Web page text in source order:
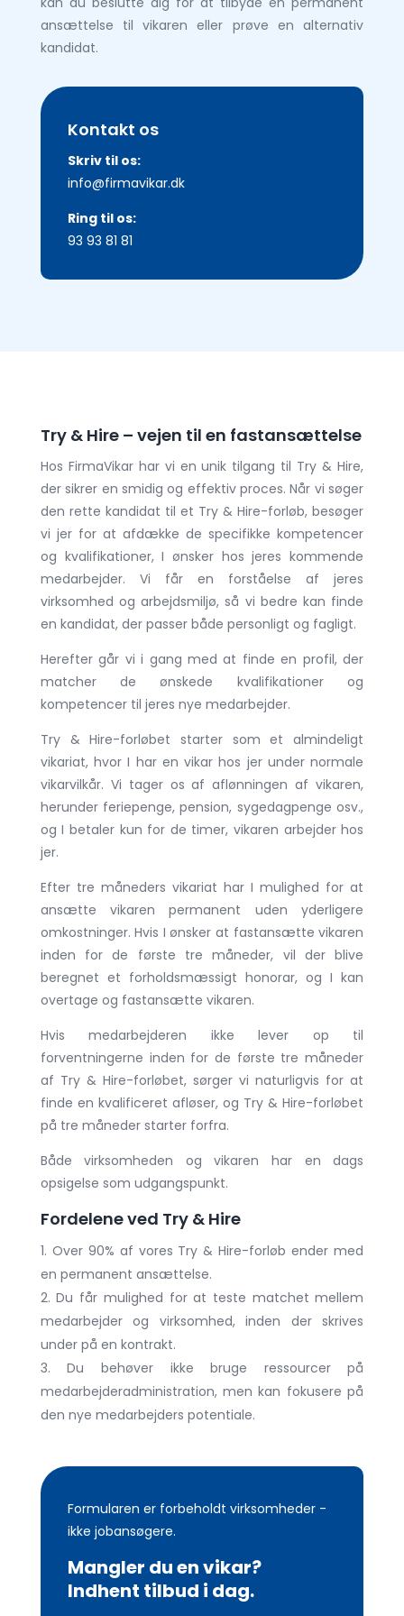
ansættelse til vikaren eller prøve en alternativ
kandidat.
Kontakt os
Skriv til os:
info@firmavikar.dk
Ring til os:
93 93 81 81
Try & Hire – vejen til en fastansættelse
Hos FirmaVikar har vi en unik tilgang til Try & Hire,
der sikrer en smidig og effektiv proces. Når vi søger
den rette kandidat til et Try & Hire-forløb, besøger
vi jer for at afdække de specifikke kompetencer
og kvalifikationer, I ønsker hos jeres kommende
medarbejder. Vi får en forståelse af jeres
virksomhed og arbejdsmiljø, så vi bedre kan finde
en kandidat, der passer både personligt og fagligt.
Herefter går vi i gang med at finde en profil, der
matcher de ønskede kvalifikationer og
kompetencer til jeres nye medarbejder.
Try & Hire-forløbet starter som et almindeligt
vikariat, hvor I har en vikar hos jer under normale
vikarvilkår. Vi tager os af aflønningen af vikaren,
herunder feriepenge, pension, sygedagpenge osv.,
og I betaler kun for de timer, vikaren arbejder hos
jer.
Efter tre måneders vikariat har I mulighed for at
ansætte vikaren permanent uden yderligere
omkostninger. Hvis I ønsker at fastansætte vikaren
inden for de første tre måneder, vil der blive
beregnet et forholdsmæssigt honorar, og I kan
overtage og fastansætte vikaren.
Hvis medarbejderen ikke lever op til
forventningerne inden for de første tre måneder
af Try & Hire-forløbet, sørger vi naturligvis for at
finde en kvalificeret afløser, og Try & Hire-forløbet
på tre måneder starter forfra.
Både virksomheden og vikaren har en dags
opsigelse som udgangspunkt.
Fordelene ved Try & Hire
Over 90% af vores Try & Hire-forløb ender med
en permanent ansættelse.
Du får mulighed for at teste matchet mellem
medarbejder og virksomhed, inden der skrives
under på en kontrakt.
Du behøver ikke bruge ressourcer på
medarbejderadministration, men kan fokusere på
den nye medarbejders potentiale.
Formularen er forbeholdt virksomheder -
ikke jobansøgere.
Mangler du en vikar?
Indhent tilbud i dag.